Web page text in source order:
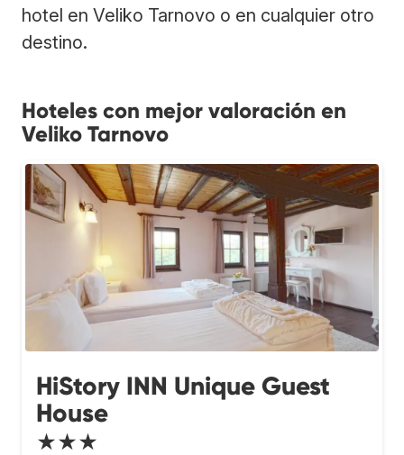
hotel en Veliko Tarnovo o en cualquier otro
destino.
Hoteles con mejor valoración en
Veliko Tarnovo
HiStory INN Unique Guest
House
★★★